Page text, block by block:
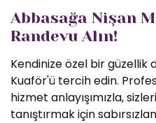
Abbasağa Nişan
Randevu Alın!
Kendinize özel bir güzellik
Kuaför'ü tercih edin.
hizmet anlayışımızla,
tanıştırmak için